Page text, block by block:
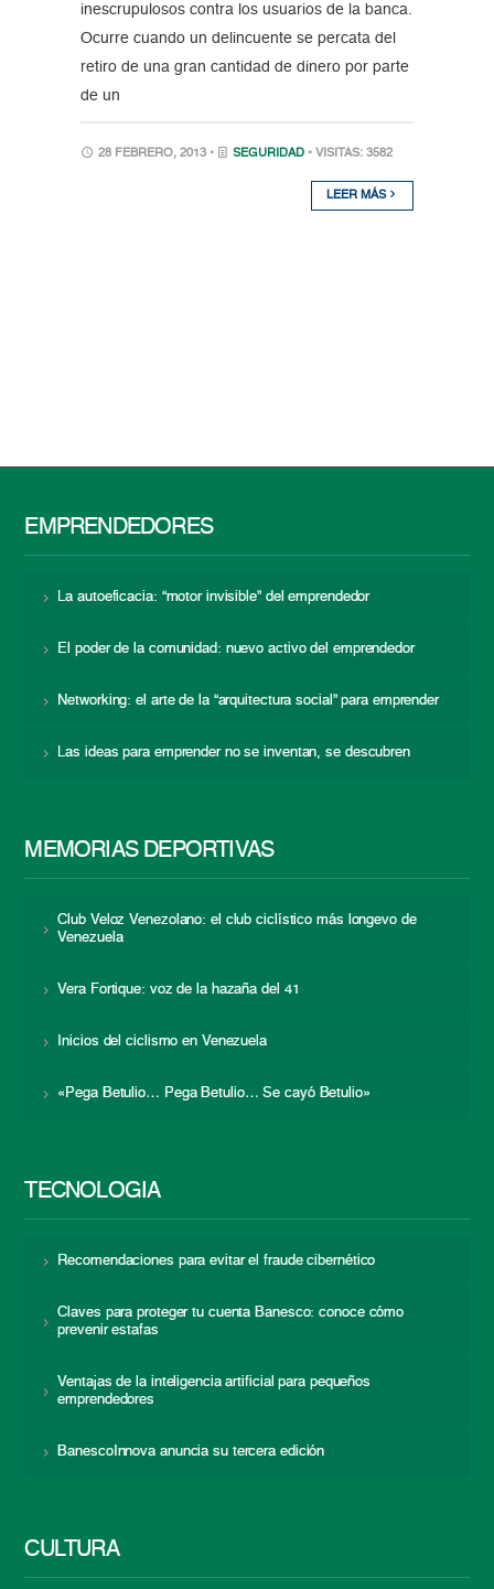
inescrupulosos contra los usuarios de la banca.
Ocurre cuando un delincuente se percata del
retiro de una gran cantidad de dinero por parte
de un
28 FEBRERO, 2013 • SEGURIDAD • VISITAS: 3582
LEER MÁS
EMPRENDEDORES
La autoeficacia: “motor invisible” del emprendedor
El poder de la comunidad: nuevo activo del emprendedor
Networking: el arte de la “arquitectura social” para emprender
Las ideas para emprender no se inventan, se descubren
MEMORIAS DEPORTIVAS
Club Veloz Venezolano: el club ciclístico más longevo de
Venezuela
Vera Fortique: voz de la hazaña del 41
Inicios del ciclismo en Venezuela
«Pega Betulio… Pega Betulio… Se cayó Betulio»
TECNOLOGÍA
Recomendaciones para evitar el fraude cibernético
Claves para proteger tu cuenta Banesco: conoce cómo
prevenir estafas
Ventajas de la inteligencia artificial para pequeños
emprendedores
BanescoInnova anuncia su tercera edición
CULTURA